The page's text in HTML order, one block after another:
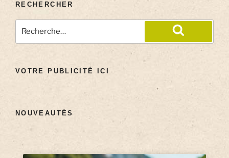
RECHERCHER
VOTRE PUBLICITÉ ICI
NOUVEAUTÉS